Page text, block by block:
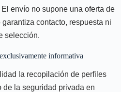
envío no supone una oferta de
contacto, respuesta ni
selección.
informativa
la recopilación de perfiles
de la seguridad privada en